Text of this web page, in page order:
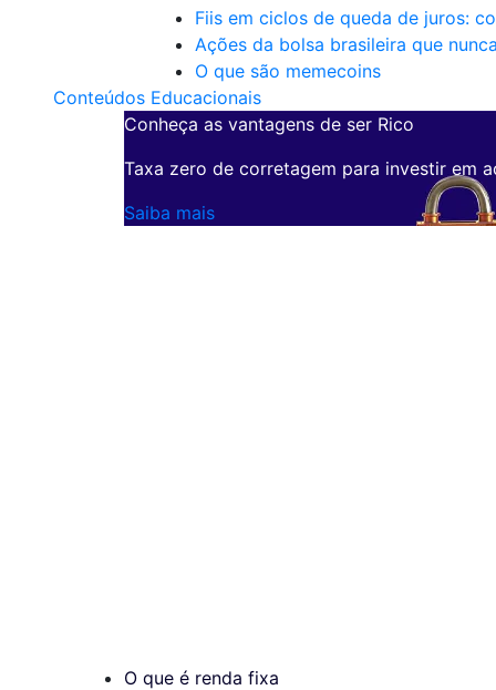
Fiis em ciclos de queda de juros:
Ações da bolsa brasileira que
O que são memecoins
Conteúdos Educacionais
Conheça as vantagens de ser Rico
Taxa zero de corretagem para investir em
Saiba mais
O que é renda fixa